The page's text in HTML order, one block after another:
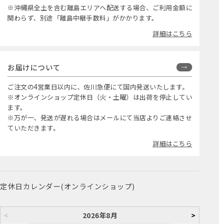
※沖縄県全土を含む離島エリアへ配送する場合、ご利用金額に
関わらず、別途「離島中継手数料」がかかります。
詳細はこちら
お届けについて
ご注文の4営業日以内に、佐川急便にて国内発送いたします。
※オンラインショップ定休日（火・土曜）は出荷を停止してい
ます。
※万が一、発送が遅れる場合はメールにて当店よりご連絡させ
ていただきます。
詳細はこちら
定休日カレンダー(オンラインショップ)
< 2026年8月 >